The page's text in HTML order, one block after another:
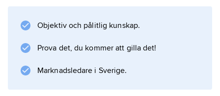
Information om artikeln
Objektiv och pålitlig kunskap.
Prova det, du kommer att gilla det!
Marknadsledare i Sverige.